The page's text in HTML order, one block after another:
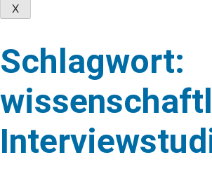
X
content
Schlagwort: